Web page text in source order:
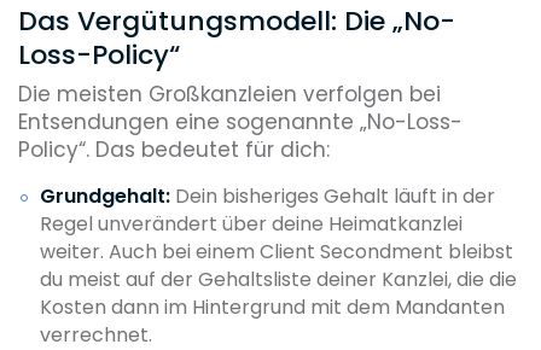
Das Vergütungsmodell: Die „No-
Loss-Policy“
Die meisten Großkanzleien verfolgen bei
Entsendungen eine sogenannte „No-Loss-
Policy“. Das bedeutet für dich:
Grundgehalt: Dein bisheriges Gehalt läuft in der
Regel unverändert über deine Heimatkanzlei
weiter. Auch bei einem Client Secondment bleibst
du meist auf der Gehaltsliste deiner Kanzlei, die die
Kosten dann im Hintergrund mit dem Mandanten
verrechnet.